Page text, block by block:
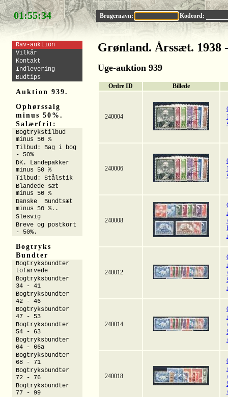
01:55:33 Brugernavn: Kodeord:
Grønland. Årssæt. 1938
Uge-auktion 939
Ordre ID Billede
240004
240006
240008
240012
240014
240018
Rav-auktion
Vilkår
Kontakt
Indlevering
Budtips
Auktion 939.
Ophørssalg
minus 50%.
Salærfrit:
Bogtrykstilbud
minus 50 %
Tilbud: Bag i bog
- 50%
DK. Landepakker
minus 50 %
Tilbud: Stålstik
Blandede sæt
minus 50 %
Danske Bundtsæt
minus 50 %..
Slesvig
Breve og postkort
- 50%.
Bogtryks
Bundter
Bogtryksbundter
tofarvede
Bogtryksbundter
34 - 41
Bogtryksbundter
42 - 46
Bogtryksbundter
47 - 53
Bogtryksbundter
54 - 63
Bogtryksbundter
64 - 66a
Bogtryksbundter
68 - 71
Bogtryksbundter
72 - 76
Bogtryksbundter
77 - 99